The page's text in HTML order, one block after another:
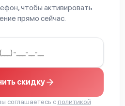
чтобы активировать
прямо сейчас.
скидку
соглашаетесь с политикой